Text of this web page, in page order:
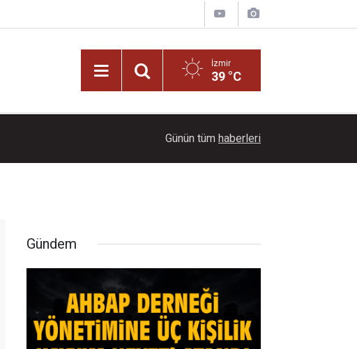
İzmir
39 °C
Türkiye-Azerbaycan ilişkilerine dijital
Günün tüm haberleri
Gündem